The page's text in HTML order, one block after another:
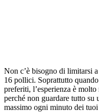
Non c’è bisogno di limitarsi
16 pollici. Soprattutto
preferiti, l’esperienza è
perché non guardare tutto su
massimo ogni minuto dei